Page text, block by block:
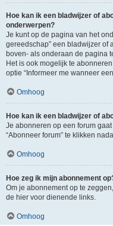
Hoe kan ik een bladwijzer of
onderwerpen?
Je kunt op de pagina van het
gereedschap” een bladwijzer of
boven- als onderaan de pagina
Het is ook mogelijk te
optie “Informeer me wanneer
Omhoog
Hoe kan ik een bladwijzer of
Je abonneren op een forum
“Abonneer forum” te klikken
Omhoog
Hoe zeg ik mijn abonnement
Om je abonnement op te
de hier voor dienende links.
Omhoog